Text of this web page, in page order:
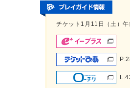
チケット1月11日（土）午